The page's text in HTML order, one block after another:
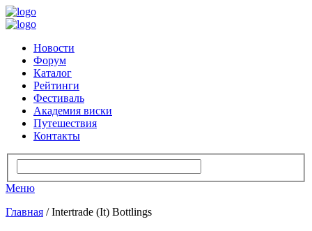
Новости
Форум
Каталог
Рейтинги
Фестиваль
Академия виски
Путешествия
Контакты
Меню
Главная / Intertrade (It) Bottlings